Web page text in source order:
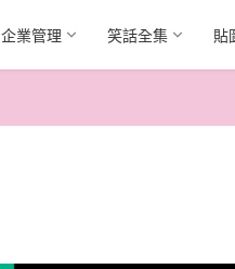
企業管理 笑話全集 貼